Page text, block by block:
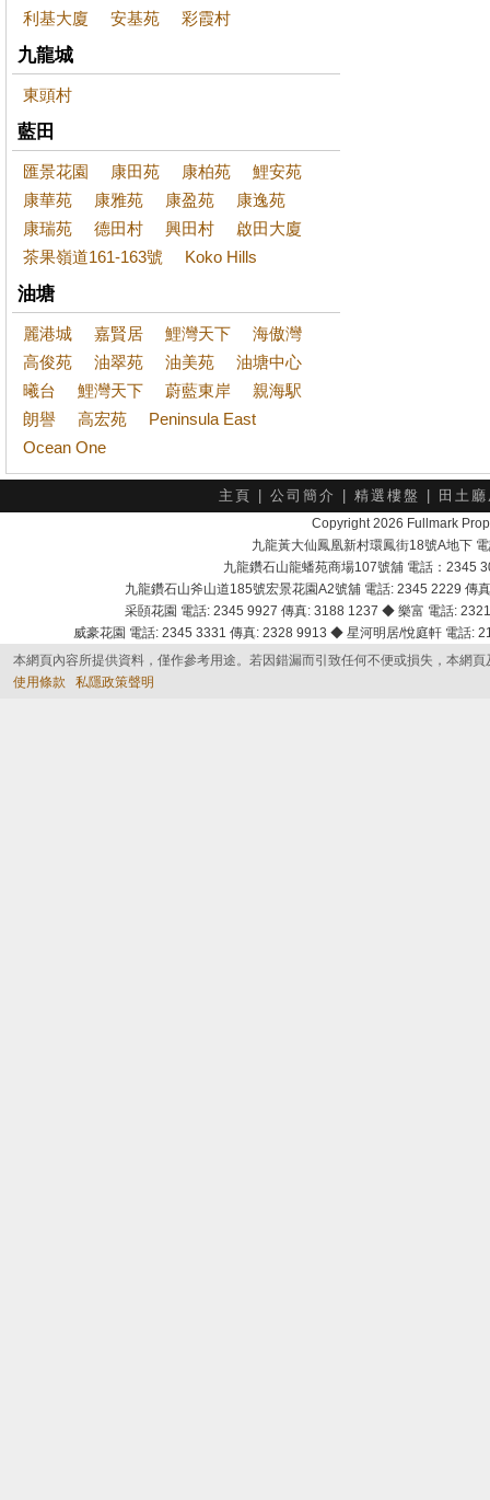
利基大廈 安基苑 彩霞村
九龍城
東頭村
藍田
匯景花園 康田苑 康柏苑
鯉安苑
康華苑
康雅苑 康盈苑
康逸苑
康瑞苑
德田村 興田村
啟田大廈
茶果嶺道161-163號
Koko Hills
油塘
麗港城 嘉賢居 鯉灣天下
海傲灣
高俊苑
油翠苑 油美苑
油塘中心
曦台
鯉灣天下 蔚藍東岸
親海駅
朗譽
高宏苑
Peninsula East
Ocean One
主頁 公司簡介 精選樓盤 田土
Copyright 2026 Fullmark
九龍黃大仙鳳凰新村環鳳街18號A地下
九龍鑽石山龍蟠苑商場107號舖 電話：2345
九龍鑽石山斧山道185號宏景花園A2號舖 電話: 2345 2229
采頣花園 電話: 2345 9927 傳真: 3188 1237 ◆ 樂富 電話:
威豪花園 電話: 2345 3331 傳真: 2328 9913 ◆ 星河明居/悅庭軒 電話
本網頁內容所提供資料，僅作參考用途。若因錯漏而引致任何不便或損失，本網
使用條款
私隱政策聲明